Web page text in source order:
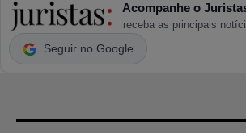
Acompanhe o
receba as principais
Seguir no Google